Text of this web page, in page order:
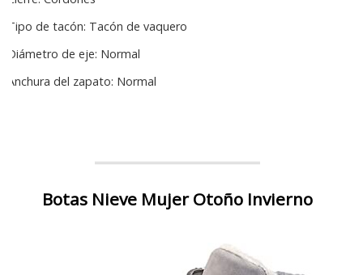
Tipo de tacón: Tacón de vaquero
Diámetro de eje: Normal
Anchura del zapato: Normal
Botas Nieve Mujer Otoño Invierno